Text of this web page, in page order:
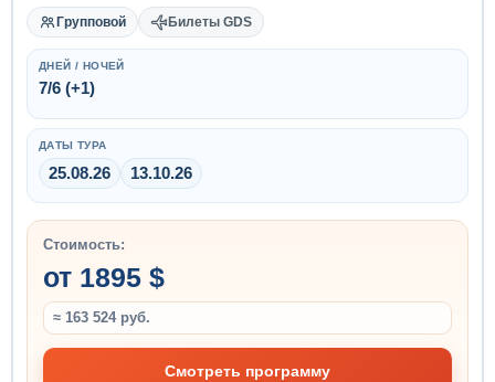
Групповой Билеты GDS
ДНЕЙ / НОЧЕЙ
7/6 (+1)
ДАТЫ ТУРА
25.08.26 13.10.26
Стоимость:
от 1895 $
≈ 163 524 руб.
Смотреть программу